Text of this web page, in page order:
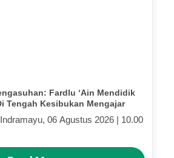
Fardlu ‘Ain Mendidik
Tengah Kesibukan Mengajar
06 Agustus 2026 | 10.00